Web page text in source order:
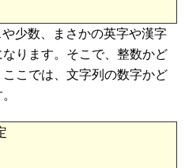
少数、まさかの英字や漢字
ります。そこで、整数かど
こでは、文字列の数字かど